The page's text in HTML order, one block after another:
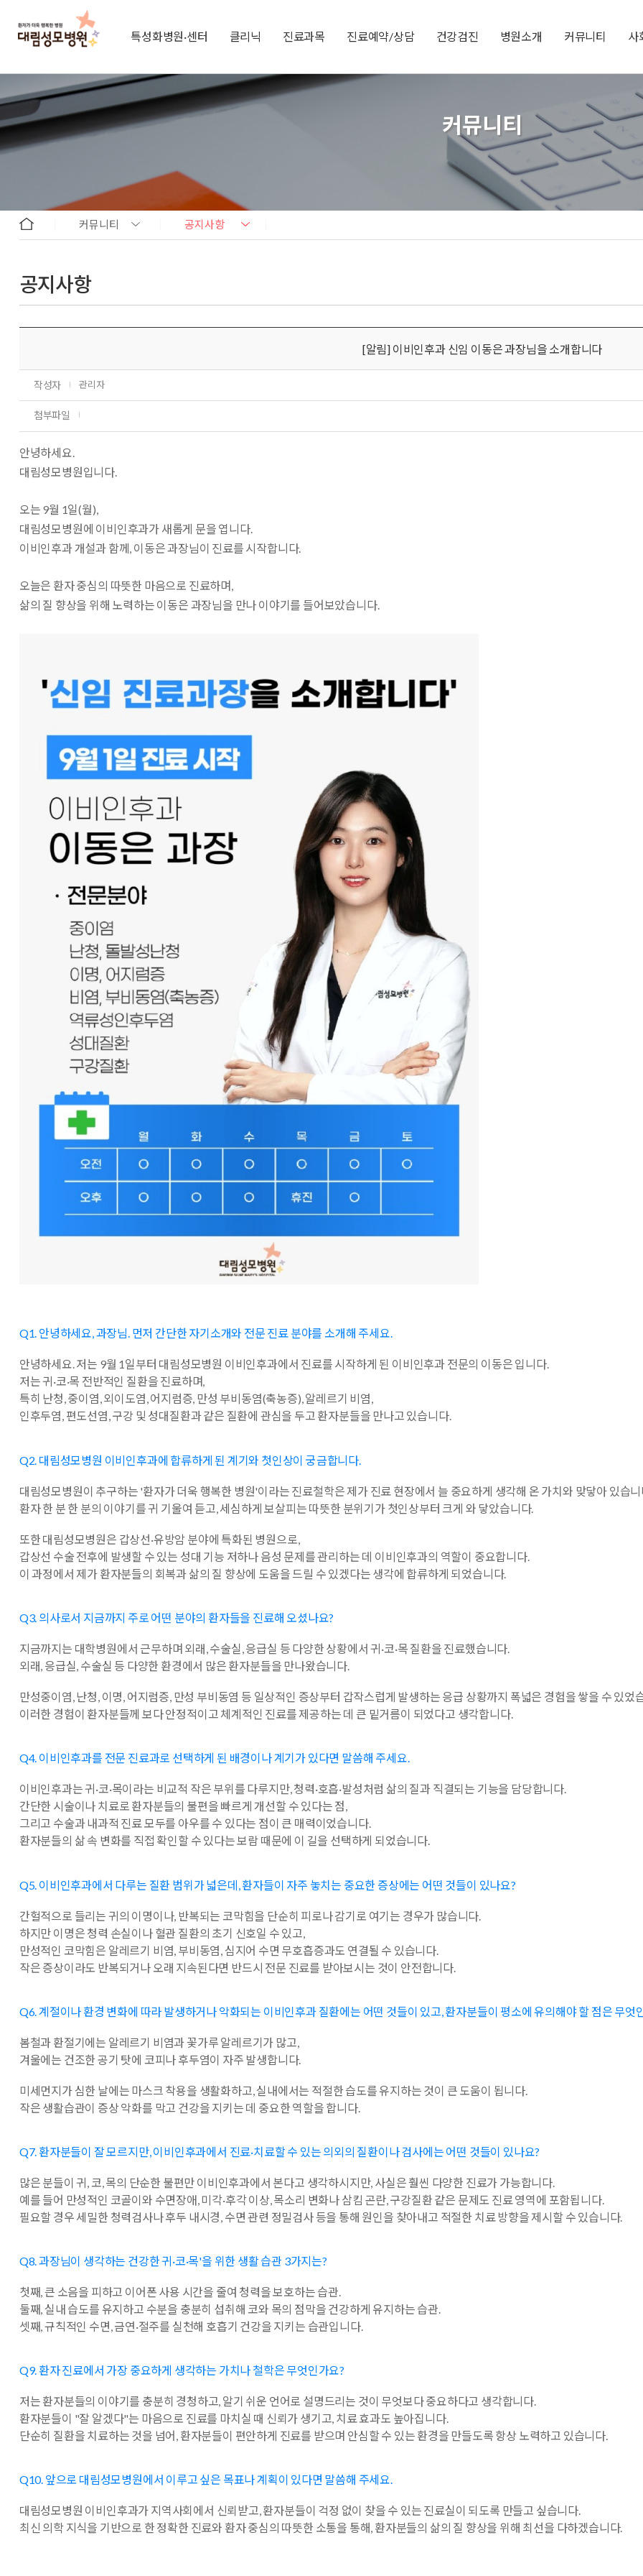
특성화병원·센터 클리닉 진료과목 진료예약/상담 건강검진 병원소개 커뮤니티 사
커뮤니티
커뮤니티 공지사항
공지사항
[알림] 이비인후과 신임 이동은 과장님을 소개합니다
작성자 관리자
첨부파일
안녕하세요.
대림성모병원입니다.
오는 9월 1일(월),
대림성모병원에 이비인후과가 새롭게 문을 엽니다.
이비인후과 개설과 함께, 이동은 과장님이 진료를 시작합니다.
오늘은 환자 중심의 따뜻한 마음으로 진료하며,
삶의 질 향상을 위해 노력하는 이동은 과장님을 만나 이야기를 들어보았습니다.
Q1. 안녕하세요, 과장님. 먼저 간단한 자기소개와 전문 진료 분야를 소개해 주세요.
안녕하세요. 저는 9월 1일부터 대림성모병원 이비인후과에서 진료를 시작하게 된 이비인후과 전문의 이동은 입니다.
저는 귀·코·목 전반적인 질환을 진료하며,
특히 난청, 중이염, 외이도염, 어지럼증, 만성 부비동염(축농증), 알레르기 비염,
인후두염, 편도선염, 구강 및 성대질환과 같은 질환에 관심을 두고 환자분들을 만나고 있습니다.
Q2. 대림성모병원 이비인후과에 합류하게 된 계기와 첫인상이 궁금합니다.
대림성모병원이 추구하는 '환자가 더욱 행복한 병원'이라는 진료철학은 제가 진료 현장에서 늘 중요하게 생각해 온 가치와 맞닿아 있습
환자 한 분 한 분의 이야기를 귀 기울여 듣고, 세심하게 보살피는 따뜻한 분위기가 첫인상부터 크게 와 닿았습니다.
또한 대림성모병원은 갑상선·유방암 분야에 특화된 병원으로,
갑상선 수술 전후에 발생할 수 있는 성대 기능 저하나 음성 문제를 관리하는 데 이비인후과의 역할이 중요합니다.
이 과정에서 제가 환자분들의 회복과 삶의 질 향상에 도움을 드릴 수 있겠다는 생각에 합류하게 되었습니다.
Q3. 의사로서 지금까지 주로 어떤 분야의 환자들을 진료해 오셨나요?
지금까지는 대학병원에서 근무하며 외래, 수술실, 응급실 등 다양한 상황에서 귀·코·목 질환을 진료했습니다.
외래, 응급실, 수술실 등 다양한 환경에서 많은 환자분들을 만나왔습니다.
만성중이염, 난청, 이명, 어지럼증, 만성 부비동염 등 일상적인 증상부터 갑작스럽게 발생하는 응급 상황까지 폭넓은 경험을 쌓을 수 있었
이러한 경험이 환자분들께 보다 안정적이고 체계적인 진료를 제공하는 데 큰 밑거름이 되었다고 생각합니다.
Q4. 이비인후과를 전문 진료과로 선택하게 된 배경이나 계기가 있다면 말씀해 주세요.
이비인후과는 귀·코·목이라는 비교적 작은 부위를 다루지만, 청력·호흡·발성처럼 삶의 질과 직결되는 기능을 담당합니다.
간단한 시술이나 치료로 환자분들의 불편을 빠르게 개선할 수 있다는 점,
그리고 수술과 내과적 진료 모두를 아우를 수 있다는 점이 큰 매력이었습니다.
환자분들의 삶 속 변화를 직접 확인할 수 있다는 보람 때문에 이 길을 선택하게 되었습니다.
Q5. 이비인후과에서 다루는 질환 범위가 넓은데, 환자들이 자주 놓치는 중요한 증상에는 어떤 것들이 있나요?
간헐적으로 들리는 귀의 이명이나, 반복되는 코막힘을 단순히 피로나 감기로 여기는 경우가 많습니다.
하지만 이명은 청력 손실이나 혈관 질환의 초기 신호일 수 있고,
만성적인 코막힘은 알레르기 비염, 부비동염, 심지어 수면 무호흡증과도 연결될 수 있습니다.
작은 증상이라도 반복되거나 오래 지속된다면 반드시 전문 진료를 받아보시는 것이 안전합니다.
Q6. 계절이나 환경 변화에 따라 발생하거나 악화되는 이비인후과 질환에는 어떤 것들이 있고, 환자분들이 평소에 유의해야 할 점은 무엇
봄철과 환절기에는 알레르기 비염과 꽃가루 알레르기가 많고,
겨울에는 건조한 공기 탓에 코피나 후두염이 자주 발생합니다.
미세먼지가 심한 날에는 마스크 착용을 생활화하고, 실내에서는 적절한 습도를 유지하는 것이 큰 도움이 됩니다.
작은 생활습관이 증상 악화를 막고 건강을 지키는 데 중요한 역할을 합니다.
Q7. 환자분들이 잘 모르지만, 이비인후과에서 진료·치료할 수 있는 의외의 질환이나 검사에는 어떤 것들이 있나요?
많은 분들이 귀, 코, 목의 단순한 불편만 이비인후과에서 본다고 생각하시지만, 사실은 훨씬 다양한 진료가 가능합니다.
예를 들어 만성적인 코골이와 수면장애, 미각·후각 이상, 목소리 변화나 삼킴 곤란, 구강질환 같은 문제도 진료 영역에 포함됩니다.
필요할 경우 세밀한 청력검사나 후두 내시경, 수면 관련 정밀검사 등을 통해 원인을 찾아내고 적절한 치료 방향을 제시할 수 있습니다.
Q8. 과장님이 생각하는 건강한 귀·코·목'을 위한 생활 습관 3가지는?
첫째, 큰 소음을 피하고 이어폰 사용 시간을 줄여 청력을 보호하는 습관.
둘째, 실내 습도를 유지하고 수분을 충분히 섭취해 코와 목의 점막을 건강하게 유지하는 습관.
셋째, 규칙적인 수면, 금연·절주를 실천해 호흡기 건강을 지키는 습관입니다.
Q9. 환자 진료에서 가장 중요하게 생각하는 가치나 철학은 무엇인가요?
저는 환자분들의 이야기를 충분히 경청하고, 알기 쉬운 언어로 설명드리는 것이 무엇보다 중요하다고 생각합니다.
환자분들이 "잘 알겠다"는 마음으로 진료를 마치실 때 신뢰가 생기고, 치료 효과도 높아집니다.
단순히 질환을 치료하는 것을 넘어, 환자분들이 편안하게 진료를 받으며 안심할 수 있는 환경을 만들도록 항상 노력하고 있습니다.
Q10. 앞으로 대림성모병원에서 이루고 싶은 목표나 계획이 있다면 말씀해 주세요.
대림성모병원 이비인후과가 지역사회에서 신뢰받고, 환자분들이 걱정 없이 찾을 수 있는 진료실이 되도록 만들고 싶습니다.
최신 의학 지식을 기반으로 한 정확한 진료와 환자 중심의 따뜻한 소통을 통해, 환자분들의 삶의 질 향상을 위해 최선을 다하겠습니다.